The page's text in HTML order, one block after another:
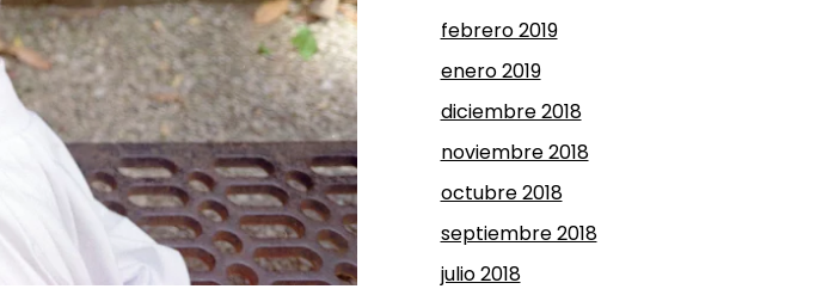
febrero 2019
enero 2019
diciembre 2018
noviembre 2018
octubre 2018
septiembre 2018
julio 2018